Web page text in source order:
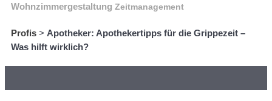
Wohnzimmergestaltung Zeitmanagement
Profis > Apotheker: Apothekertipps für die Grippezeit –
Was hilft wirklich?